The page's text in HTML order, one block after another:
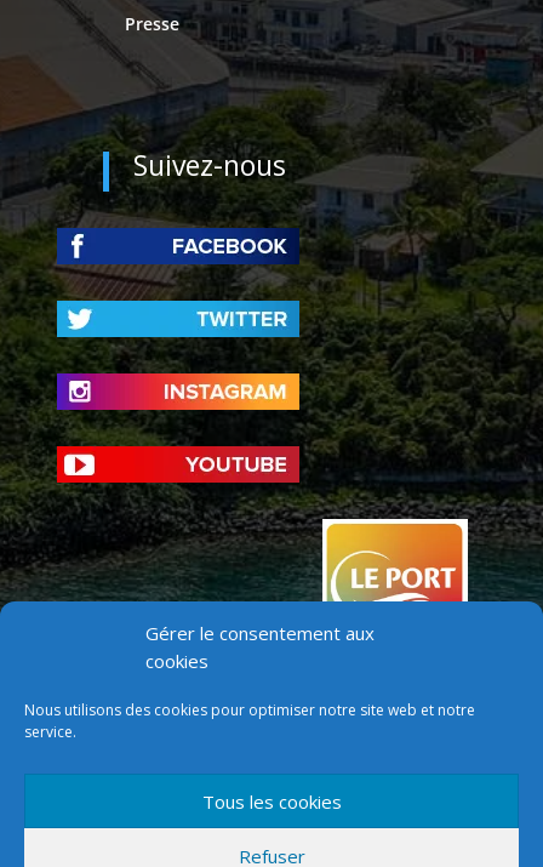
Gérer le consentement aux
cookies
Nous utilisons des cookies pour optimiser notre site web et notre
service.
Tous les cookies
Refuser
Presse
Suivez-nous